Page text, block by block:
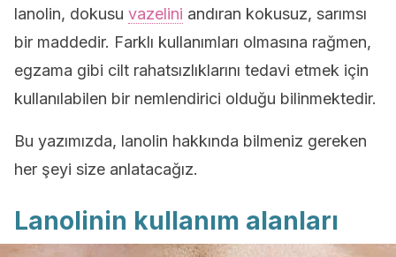
lanolin, dokusu vazelini andıran kokusuz, sarımsı
bir maddedir. Farklı kullanımları olmasına rağmen,
egzama gibi cilt rahatsızlıklarını tedavi etmek için
kullanılabilen bir nemlendirici olduğu bilinmektedir.
Bu yazımızda, lanolin hakkında bilmeniz gereken
her şeyi size anlatacağız.
Lanolinin kullanım alanları